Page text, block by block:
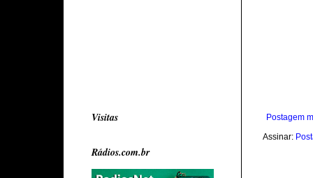
Postagem
Assinar:
Visitas
Rádios.com.br